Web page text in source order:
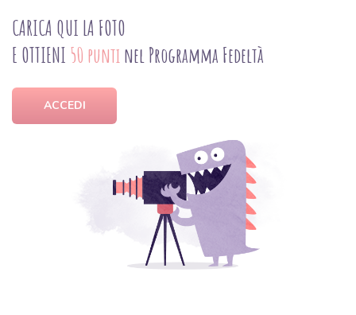
CARICA QUI LA FOTO
E OTTIENI 50 punti nel Programma Fedeltà
ACCEDI